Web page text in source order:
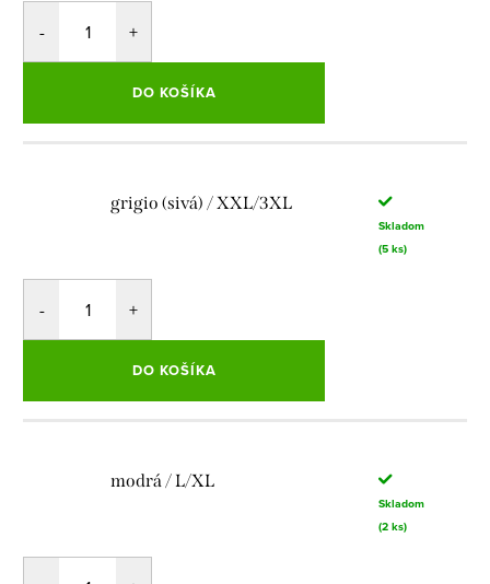
DO KOŠÍKA
grigio (sivá) / XXL/3XL
Skladom
(5 ks)
DO KOŠÍKA
modrá / L/XL
Skladom
(2 ks)